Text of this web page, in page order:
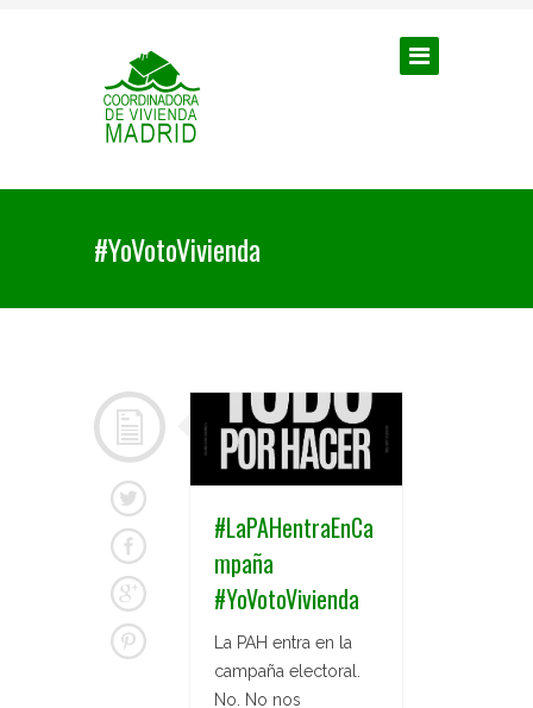
#YoVotoVivienda
#LaPAHentraEnCa
mpaña
#YoVotoVivienda
La PAH entra en la
campaña electoral.
No. No nos